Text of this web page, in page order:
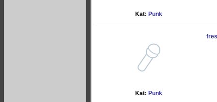
Kat: Punk
Kat: Punk